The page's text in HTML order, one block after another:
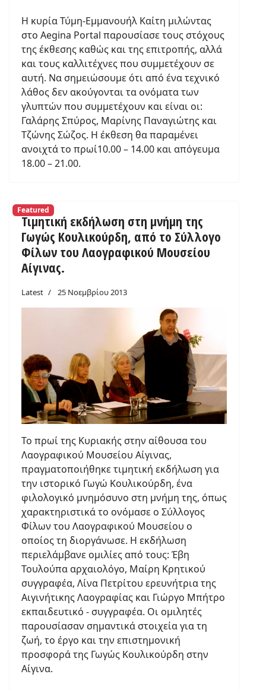
Η κυρία Τύμη-Εμμανουήλ Καίτη μιλώντας
στο Aegina Portal παρουσίασε τους στόχους
της έκθεσης καθώς και της επιτροπής, αλλά
και τους καλλιτέχνες που συμμετέχουν σε
αυτή. Να σημειώσουμε ότι από ένα τεχνικό
λάθος δεν ακούγονται τα ονόματα των
γλυπτών που συμμετέχουν και είναι οι:
Γαλάρης Σπύρος, Μαρίνης Παναγιώτης και
Τζώνης Σώζος. Η έκθεση θα παραμένει
ανοιχτά το πρωί10.00 – 14.00 και απόγευμα
18.00 – 21.00.
Featured
Τιμητική εκδήλωση στη μνήμη της
Γωγώς Κουλικούρδη, από το Σύλλογο
Φίλων του Λαογραφικού Μουσείου
Αίγινας.
Latest 25 Νοεμβρίου 2013
Το πρωί της Κυριακής στην αίθουσα του
Λαογραφικού Μουσείου Αίγινας,
πραγματοποιήθηκε τιμητική εκδήλωση για
την ιστορικό Γωγώ Κουλικούρδη, ένα
φιλολογικό μνημόσυνο στη μνήμη της, όπως
χαρακτηριστικά το ονόμασε ο Σύλλογος
Φίλων του Λαογραφικού Μουσείου ο
οποίος τη διοργάνωσε. Η εκδήλωση
περιελάμβανε ομιλίες από τους: Έβη
Τουλούπα αρχαιολόγο, Μαίρη Κρητικού
συγγραφέα, Λίνα Πετρίτου ερευνήτρια της
Αιγινήτικης Λαογραφίας και Γιώργο Μπήτρο
εκπαιδευτικό - συγγραφέα. Οι ομιλητές
παρουσίασαν σημαντικά στοιχεία για τη
ζωή, το έργο και την επιστημονική
προσφορά της Γωγώς Κουλικούρδη στην
Αίγινα.